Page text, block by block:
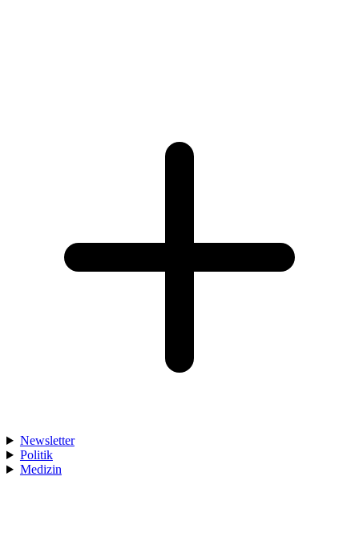
Newsletter
Politik
Medizin